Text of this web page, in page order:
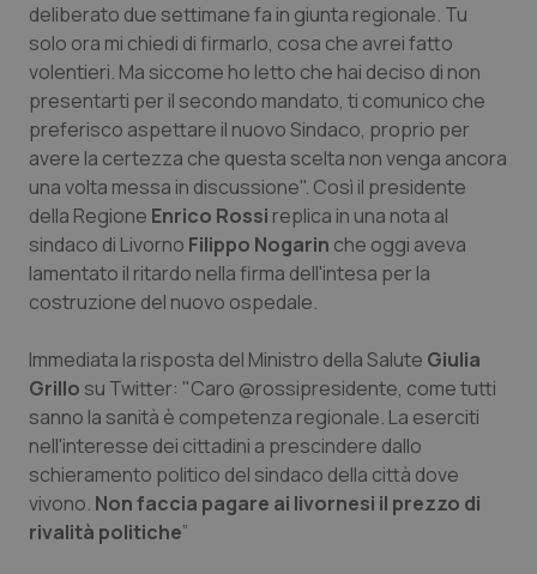
Friuli Venezia Giulia
Lazio
Liguria
Lombardia
Marche
Molise
Piemonte
Provincia Autonoma di Bolzano
Provincia Autonoma di Trento
Dermatite Atopica
Diabete & glucometri
Disturbi dell’umore
Dolore
Donna & Salute
Epatiti
HIV
Infezioni & Febbre
Ipertensione & Scompenso
deliberato due settimane fa in giunta regionale. Tu
solo ora mi chiedi di firmarlo, cosa che avrei fatto
volentieri. Ma siccome ho letto che hai deciso di non
presentarti per il secondo mandato, ti comunico che
preferisco aspettare il nuovo Sindaco, proprio per
avere la certezza che questa scelta non venga ancora
una volta messa in discussione". Così il presidente
della Regione Enrico Rossi replica in una nota al
sindaco di Livorno Filippo Nogarin che oggi aveva
lamentato il ritardo nella firma dell'intesa per la
costruzione del nuovo ospedale.
Immediata la risposta del Ministro della Salute Giulia
Grillo su Twitter: "Caro @rossipresidente, come tutti
sanno la sanità è competenza regionale. La eserciti
nell'interesse dei cittadini a prescindere dallo
schieramento politico del sindaco della città dove
vivono. Non faccia pagare ai livornesi il prezzo di
rivalità politiche”